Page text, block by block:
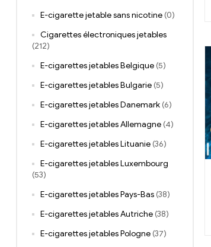
E-cigarette jetable sans nicotine (0)
Cigarettes électroniques jetables
(212)
E-cigarettes jetables Belgique (5)
E-cigarettes jetables Bulgarie (5)
E-cigarettes jetables Danemark (6)
E-cigarettes jetables Allemagne (4)
E-cigarettes jetables Lituanie (36)
E-cigarettes jetables Luxembourg
(53)
E-cigarettes jetables Pays-Bas (38)
E-cigarettes jetables Autriche (38)
E-cigarettes jetables Pologne (37)